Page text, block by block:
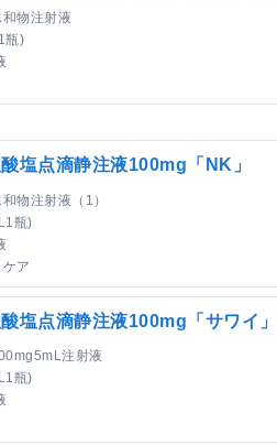
物注射液
瓶)
塩点滴静注液100mg「NK」
物注射液（1）
瓶)
ア
塩点滴静注液100mg「サワイ」
注射液
瓶)